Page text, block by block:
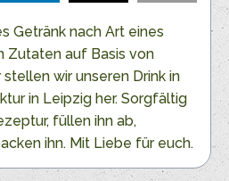
teilen teilen
Getränk nach Art eines
Zutaten auf Basis von
wir unseren Drink in
in Leipzig her. Sorgfältig
füllen ihn ab,
ihn. Mit Liebe für euch.